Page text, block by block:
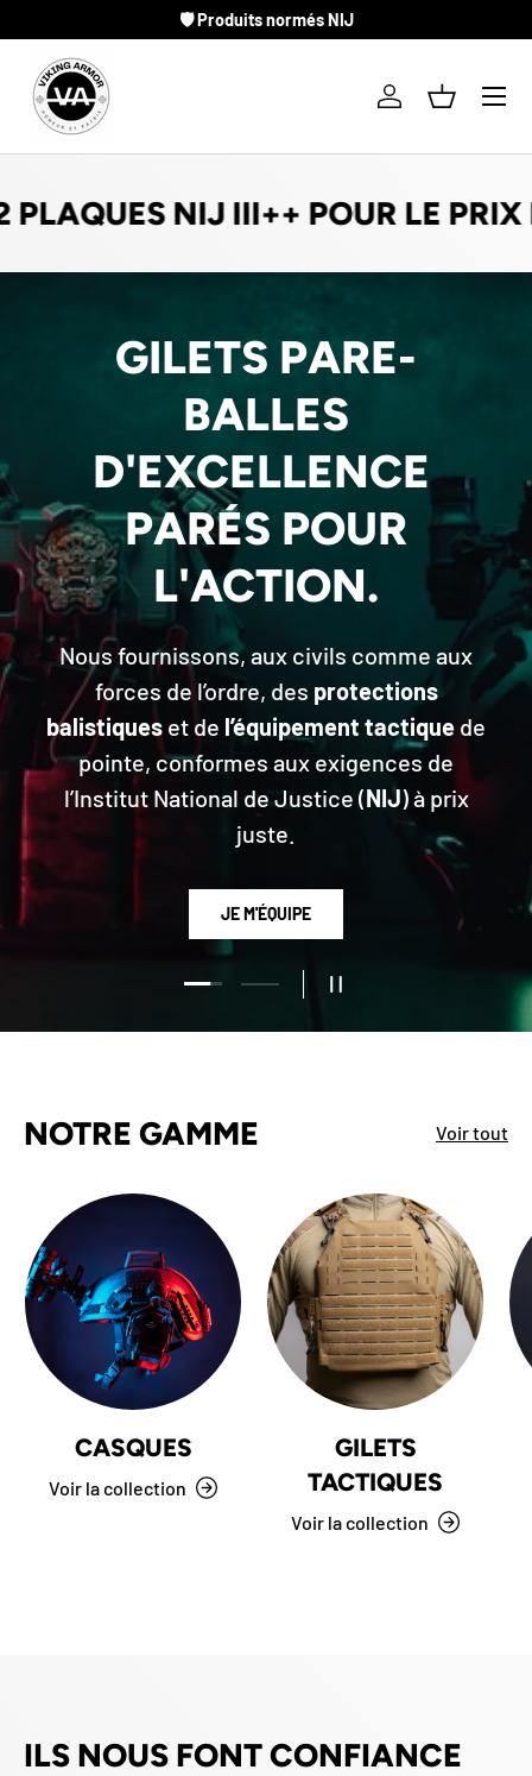
ALLER AU CONTENU
💳 Paiement en 4x
Se connecter
Panier
Menu
NIJ III++ POUR LE PRIX
GILETS PARE-
BALLES
D'EXCELLENCE
PARÉS POUR
L'ACTION.
Nous fournissons, aux civils comme aux
forces de l’ordre, des protections
balistiques et de l’équipement tactique de
pointe, conformes aux exigences de
l’Institut National de Justice (NIJ) à prix
juste.
JE M'ÉQUIPE
Charger la diapositive 1 de 2
Charger la diapositive 2 de 2
METTRE EN PAUSE LE
NOTRE GAMME Voir tout
CASQUES
Voir la collection
GILETS
TACTIQUES
Voir la collection
ILS NOUS FONT CONFIANCE